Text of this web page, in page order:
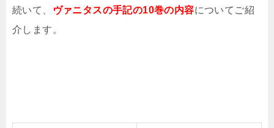
続いて、 ヴァニタスの手記の10巻の内容についてご紹
介します。